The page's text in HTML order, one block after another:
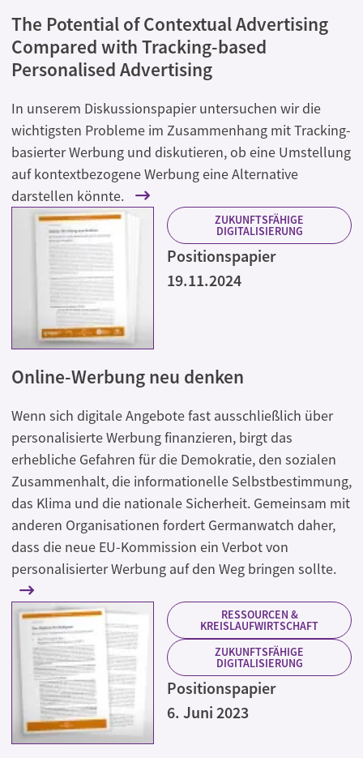
The Potential of Contextual Advertising
Compared with Tracking-based
Personalised Advertising
In unserem Diskussionspapier untersuchen wir die
wichtigsten Probleme im Zusammenhang mit Tracking-
basierter Werbung und diskutieren, ob eine Umstellung
auf kontextbezogene Werbung eine Alternative
darstellen könnte.
ZUKUNFTSFÄHIGE
DIGITALISIERUNG
Positionspapier
19.11.2024
Online-Werbung neu denken
Wenn sich digitale Angebote fast ausschließlich über
personalisierte Werbung finanzieren, birgt das
erhebliche Gefahren für die Demokratie, den sozialen
Zusammenhalt, die informationelle Selbstbestimmung,
das Klima und die nationale Sicherheit. Gemeinsam mit
anderen Organisationen fordert Germanwatch daher,
dass die neue EU-Kommission ein Verbot von
personalisierter Werbung auf den Weg bringen sollte.
RESSOURCEN &
KREISLAUFWIRTSCHAFT
ZUKUNFTSFÄHIGE
DIGITALISIERUNG
Positionspapier
6. Juni 2023